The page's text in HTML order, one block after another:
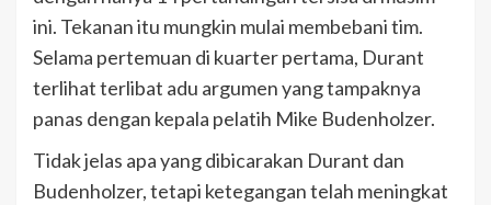
ini. Tekanan itu mungkin mulai membebani tim.
Selama pertemuan di kuarter pertama, Durant
terlihat terlibat adu argumen yang tampaknya
panas dengan kepala pelatih Mike Budenholzer.
Tidak jelas apa yang dibicarakan Durant dan
Budenholzer, tetapi ketegangan telah meningkat